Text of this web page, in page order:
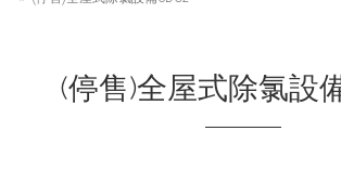
(停售)全屋式除氯設